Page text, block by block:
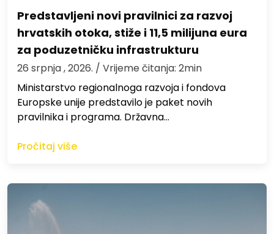
Predstavljeni novi pravilnici za razvoj
hrvatskih otoka, stiže i 11,5 milijuna eura
za poduzetničku infrastrukturu
26 srpnja , 2026. / Vrijeme čitanja: 2min
Ministarstvo regionalnoga razvoja i fondova
Europske unije predstavilo je paket novih
pravilnika i programa. Državna…
Pročitaj više